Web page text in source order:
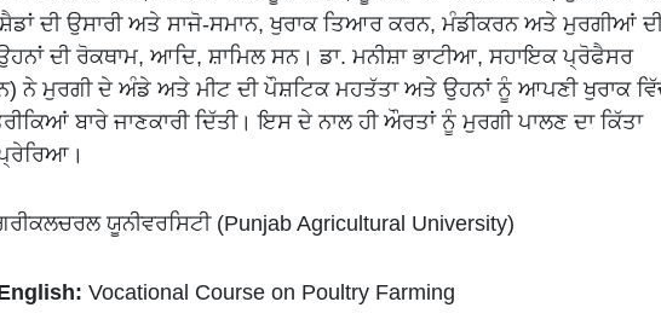
ਦੀ ਰੋਕਥਾਮ, ਆਦਿ, ਸ਼ਾਮਿਲ ਸਨ। ਡਾ. ਮਨੀਸ਼ਾ ਭਾਟੀਆ, ਸਹਾਇਕ ਪ੍ਰੋਫੈਸਰ
ਨੇ ਮੁਰਗੀ ਦੇ ਅੰਡੇ ਅਤੇ ਮੀਟ ਦੀ ਪੌਸ਼ਟਿਕ ਮਹਤੱਤਾ ਅਤੇ ਉਹਨਾਂ ਨੂੰ ਆਪਣੀ ਖੁਰਾਕ ਵਿੱਚ
ਬਾਰੇ ਜਾਣਕਾਰੀ ਦਿੱਤੀ। ਇਸ ਦੇ ਨਾਲ ਹੀ ਔਰਤਾਂ ਨੂੰ ਮੁਰਗੀ ਪਾਲਣ ਦਾ ਕਿੱਤਾ